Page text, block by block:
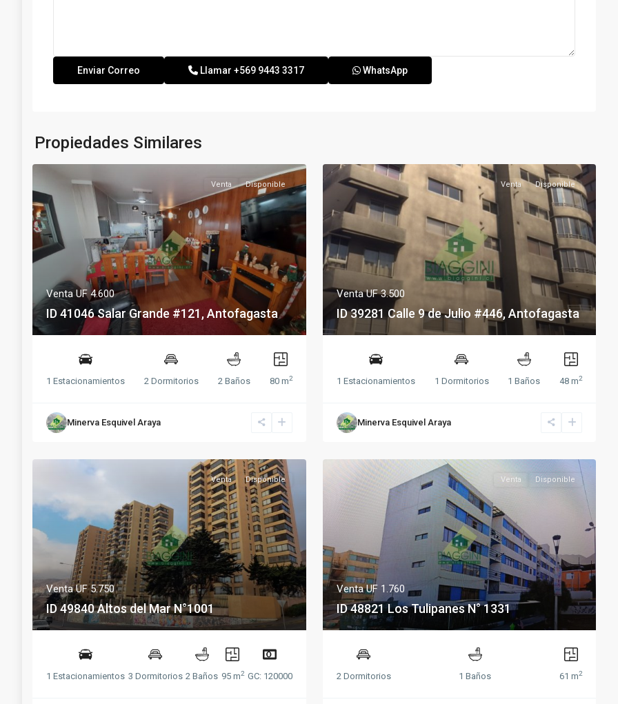
Llamar +569 9443 3317 WhatsApp
Propiedades Similares
Venta Disponible
Venta UF 4.600
ID 41046 Salar Grande #121, Antofagasta
1 Estacionamientos 2 Dormitorios 2 Baños 80 m2
Minerva Esquivel Araya
Venta Disponible
VentaUF 3.500
ID 39281 Calle 9 de Julio #446, Antofagasta
1 Estacionamientos 1 Dormitorios 1 Baños 48 m2
Minerva Esquivel Araya
Venta Disponible
VentaUF 5.750
ID 49840 Altos del Mar N°1001
1 Estacionamientos 3 Dormitorios 2 Baños 95 m2 GC: 120000
Venta Disponible
VentaUF 1.760
ID 48821 Los Tulipanes N° 1331
2 Dormitorios 1 Baños 61 m2